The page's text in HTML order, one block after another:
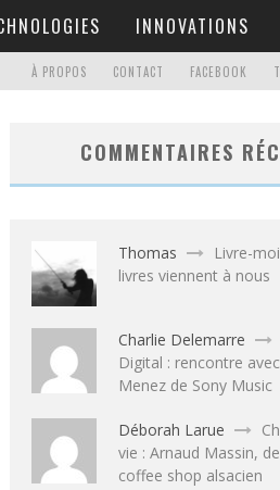
INNOVATIONS
À PROPOS CONTACT FACEBOOK
COMMENTAIRES
Thomas
Livre-
livres viennent à nous
Charlie Delemarre
Digital : rencontre
Menez de Sony Music
Déborah Larue
vie : Arnaud Massin,
coffee shop alsacien